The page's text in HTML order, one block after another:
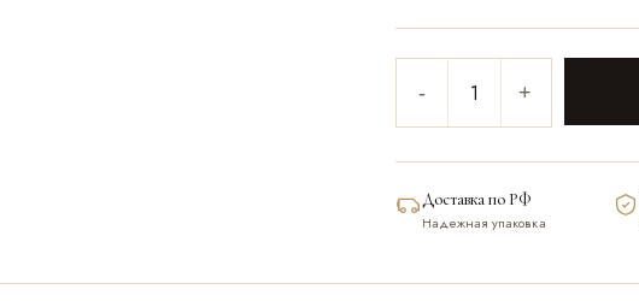
- +
Доставка по РФ
Надежная упаковка